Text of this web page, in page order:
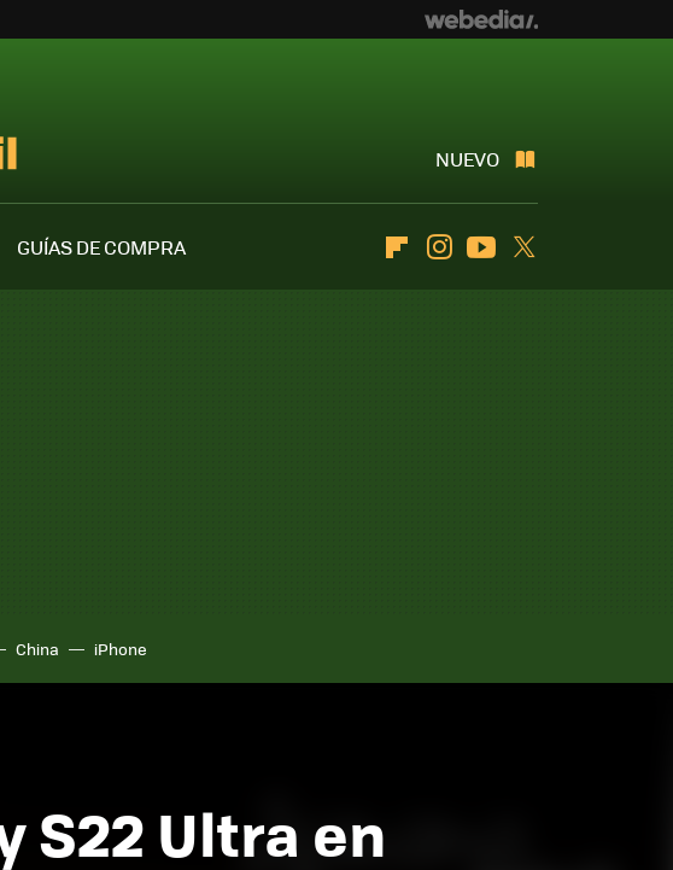
NUEVO
GUÍAS DE COMPRA
FlipboardInstagramYoutube
China iPhone
S22 Ultra en